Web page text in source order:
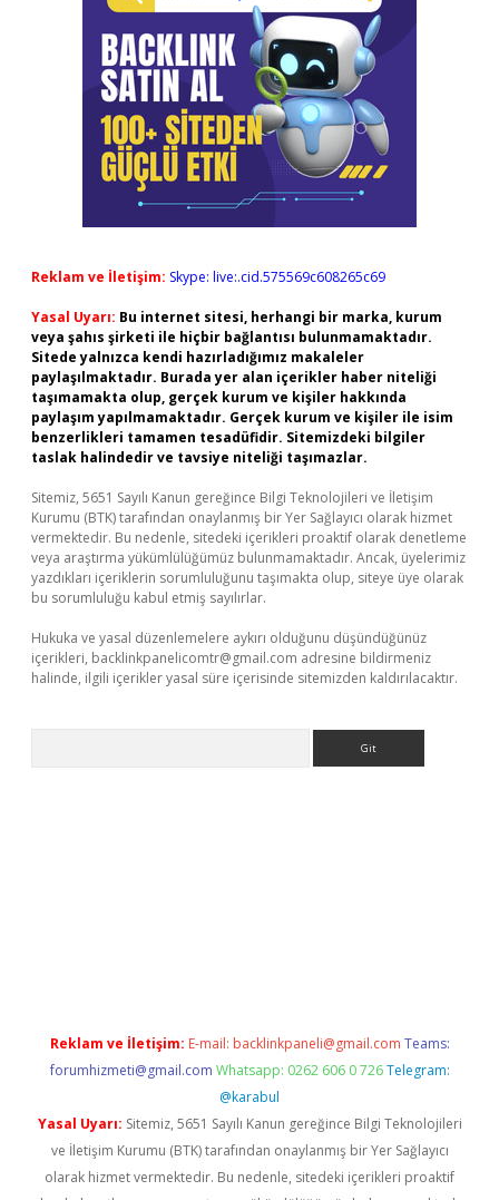
Reklam ve İletişim: Skype: live:.cid.575569c608265c69
Yasal Uyarı: Bu internet sitesi, herhangi bir marka, kurum
veya şahıs şirketi ile hiçbir bağlantısı bulunmamaktadır.
Sitede yalnızca kendi hazırladığımız makaleler
paylaşılmaktadır. Burada yer alan içerikler haber niteliği
taşımamakta olup, gerçek kurum ve kişiler hakkında
paylaşım yapılmamaktadır. Gerçek kurum ve kişiler ile isim
benzerlikleri tamamen tesadüfidir. Sitemizdeki bilgiler
taslak halindedir ve tavsiye niteliği taşımazlar.
Sitemiz, 5651 Sayılı Kanun gereğince Bilgi Teknolojileri ve İletişim
Kurumu (BTK) tarafından onaylanmış bir Yer Sağlayıcı olarak hizmet
vermektedir. Bu nedenle, sitedeki içerikleri proaktif olarak denetleme
veya araştırma yükümlülüğümüz bulunmamaktadır. Ancak, üyelerimiz
yazdıkları içeriklerin sorumluluğunu taşımakta olup, siteye üye olarak
bu sorumluluğu kabul etmiş sayılırlar.
Hukuka ve yasal düzenlemelere aykırı olduğunu düşündüğünüz
içerikleri, backlinkpanelicomtr@gmail.com adresine bildirmeniz
halinde, ilgili içerikler yasal süre içerisinde sitemizden kaldırılacaktır.
Reklam ve İletişim: E-mail: backlinkpaneli@gmail.com Teams:
forumhizmeti@gmail.com Whatsapp: 0262 606 0 726 Telegram:
@karabul
Yasal Uyarı: Sitemiz, 5651 Sayılı Kanun gereğince Bilgi Teknolojileri
ve İletişim Kurumu (BTK) tarafından onaylanmış bir Yer Sağlayıcı
olarak hizmet vermektedir. Bu nedenle, sitedeki içerikleri proaktif